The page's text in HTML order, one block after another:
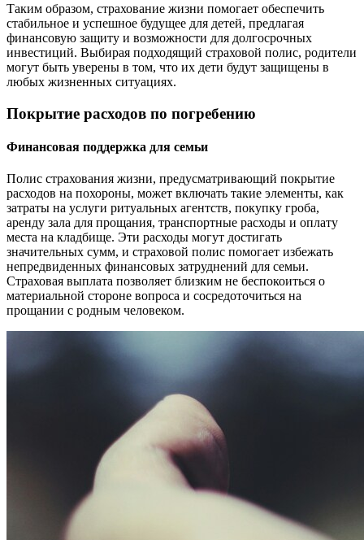
Таким образом, страхование жизни помогает обеспечить
стабильное и успешное будущее для детей, предлагая
финансовую защиту и возможности для долгосрочных
инвестиций. Выбирая подходящий страховой полис, родители
могут быть уверены в том, что их дети будут защищены в
любых жизненных ситуациях.
Покрытие расходов по погребению
Финансовая поддержка для семьи
Полис страхования жизни, предусматривающий покрытие
расходов на похороны, может включать такие элементы, как
затраты на услуги ритуальных агентств, покупку гроба,
аренду зала для прощания, транспортные расходы и оплату
места на кладбище. Эти расходы могут достигать
значительных сумм, и страховой полис помогает избежать
непредвиденных финансовых затруднений для семьи.
Страховая выплата позволяет близким не беспокоиться о
материальной стороне вопроса и сосредоточиться на
прощании с родным человеком.